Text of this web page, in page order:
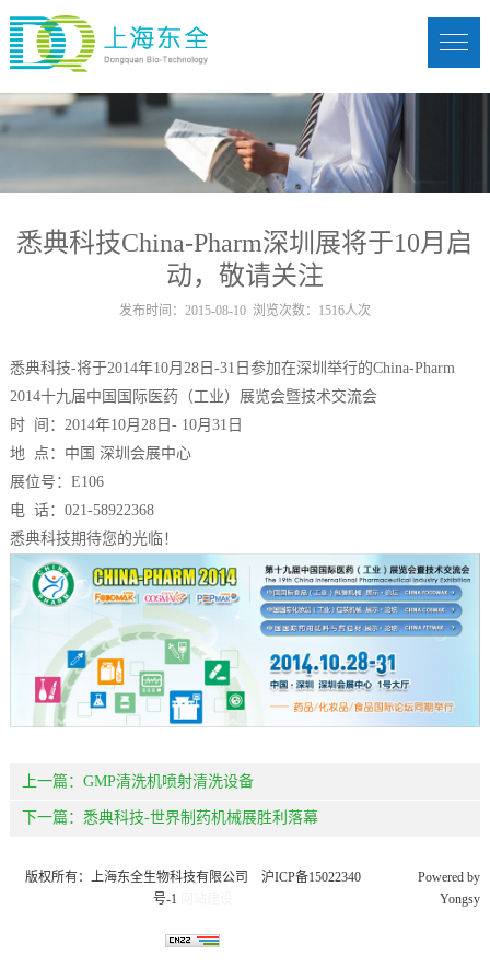
悉典科技China-Pharm深圳展将于10月启
动，敬请关注
发布时间：2015-08-10 浏览次数：1516人次
悉典科技-将于2014年10月28日-31日参加在深圳举行的China-Pharm
2014十九届中国国际医药（工业）展览会暨技术交流会
时 间：2014年10月28日- 10月31日
地 点：中国 深圳会展中心
展位号：E106
电 话：021-58922368
悉典科技期待您的光临！
上一篇： GMP清洗机喷射清洗设备
下一篇： 悉典科技-世界制药机械展胜利落幕
版权所有：上海东全生物科技有限公司 沪ICP备15022340
号-1
Powered by
Yongsy